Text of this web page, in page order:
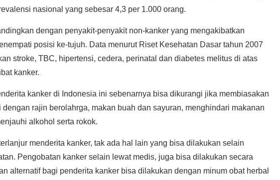
nasional yang sebesar 4,3 per 1.000 orang.
dengan penyakit-penyakit non-kanker yang mengakibatkan
posisi ke-tujuh. Data menurut Riset Kesehatan Dasar tahun 2007
stroke, TBC, hipertensi, cedera, perinatal dan diabetes melitus di atas
kanker.
kanker di Indonesia ini sebenarnya bisa dikurangi jika membiasakan
dengan rajin berolahrga, makan buah dan sayuran, menghindari makanan
alkohol serta rokok.
menderita kanker, tak ada hal lain yang bisa dilakukan selain
Pengobatan kanker selain lewat medis, juga bisa dilakukan secara
alternatif bagi penderita kanker bisa dilakukan dengan minum obat herbal